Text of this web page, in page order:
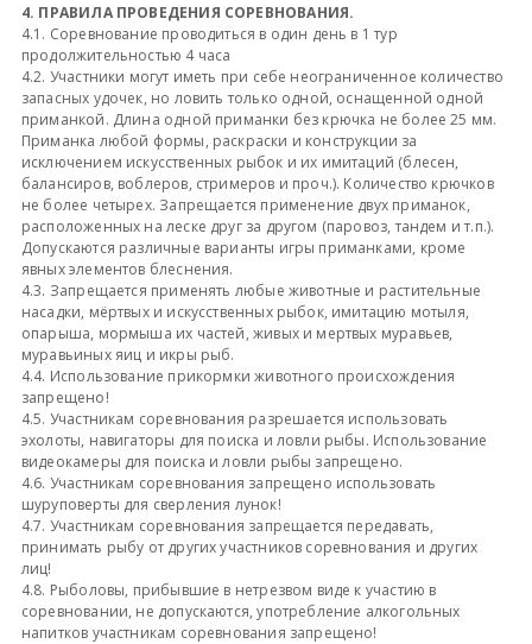
4. ПРАВИЛА ПРОВЕДЕНИЯ СОРЕВНОВАНИЯ.
4.1. Соревнование проводиться в один день в 1 тур
продолжительностью 4 часа
4.2. Участники могут иметь при себе неограниченное количество
запасных удочек, но ловить только одной, оснащенной одной
приманкой. Длина одной приманки без крючка не более 25 мм.
Приманка любой формы, раскраски и конструкции за
исключением искусственных рыбок и их имитаций (блесен,
балансиров, воблеров, стримеров и проч.). Количество крючков
не более четырех. Запрещается применение двух приманок,
расположенных на леске друг за другом (паровоз, тандем и т.п.).
Допускаются различные варианты игры приманками, кроме
явных элементов блеснения.
4.3. Запрещается применять любые животные и растительные
насадки, мёртвых и искусственных рыбок, имитацию мотыля,
опарыша, мормыша их частей, живых и мертвых муравьев,
муравьиных яиц и икры рыб.
4.4. Использование прикормки животного происхождения
запрещено!
4.5. Участникам соревнования разрешается использовать
эхолоты, навигаторы для поиска и ловли рыбы. Использование
видеокамеры для поиска и ловли рыбы запрещено.
4.6. Участникам соревнования запрещено использовать
шуруповерты для сверления лунок!
4.7. Участникам соревнования запрещается передавать,
принимать рыбу от других участников соревнования и других
лиц!
4.8. Рыболовы, прибывшие в нетрезвом виде к участию в
соревновании, не допускаются, употребление алкогольных
напитков участникам соревнования запрещено!